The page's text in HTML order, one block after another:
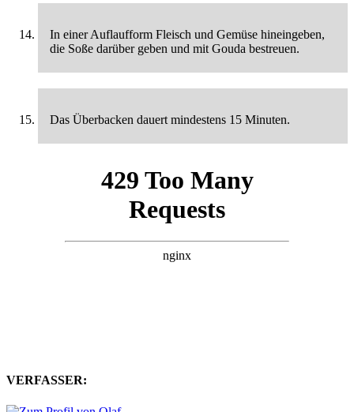
In einer Auflaufform Fleisch und Gemüse hineingeben,
die Soße darüber geben und mit Gouda bestreuen.
Das Überbacken dauert mindestens 15 Minuten.
VERFASSER: